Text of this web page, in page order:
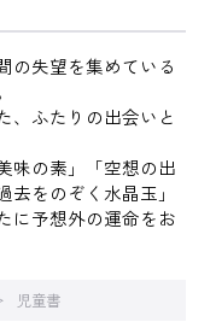
の失望を集めている
、ふたりの出会いと
味の素」「空想の出
をのぞく水晶玉」
に予想外の運命をお
児童書